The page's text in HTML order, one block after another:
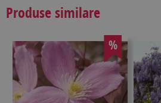
Produse similare
%